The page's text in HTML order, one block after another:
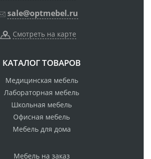
sale@optmebel.ru
Смотреть на карте
КАТАЛОГ ТОВАРОВ
Медицинская мебель
Лабораторная мебель
Школьная мебель
Офисная мебель
Мебель для дома
Мебель на заказ